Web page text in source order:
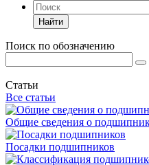
Найти
Поиск по обозначению
Статьи
Все статьи
Общие сведения о
Посадки подшипников